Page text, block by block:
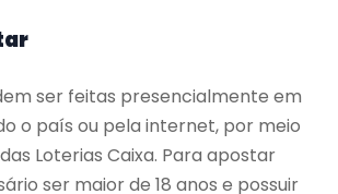
ser feitas presencialmente em
o país ou pela internet, por meio
Loterias Caixa. Para apostar
ser maior de 18 anos e possuir